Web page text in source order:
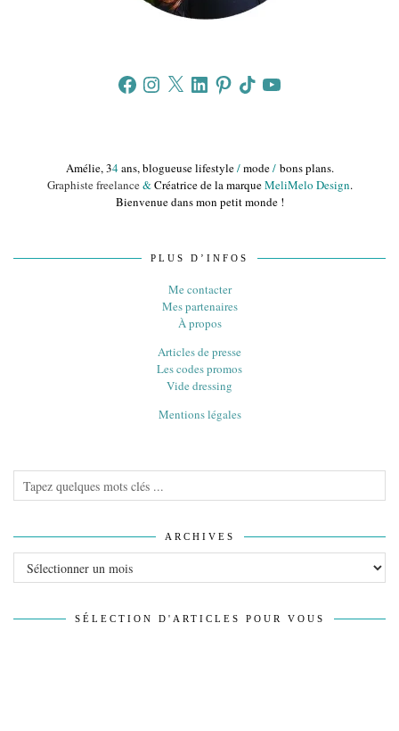
FacebookInstagram
X LinkedInPinterestTikTokYouTube
Amélie, 34ans, blogueuse lifestyle/mode/bons plans.
Graphiste freelance&Créatrice de la marqueMeliMelo Design.
Bienvenue dans mon petit monde !
PLUS D’INFOS
Me contacter
Mes partenaires
À propos
Articles de presse
Les codes promos
Vide dressing
Mentions légales
ARCHIVES
SÉLECTION D'ARTICLES POUR VOUS